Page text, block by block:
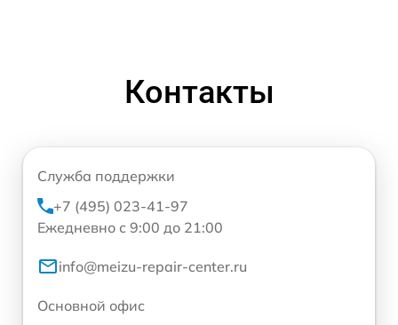
Контакты
Служба поддержки
+7 (495) 023-41-97
Ежедневно с 9:00 до 21:00
info@meizu-repair-center.ru
Основной офис